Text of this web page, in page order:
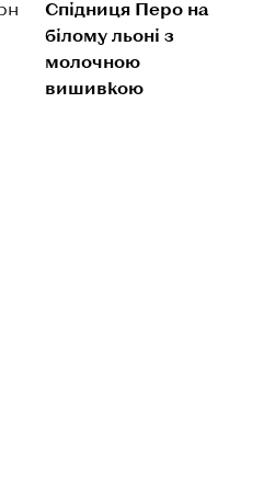
Спідниця Перо на
білому льоні з
молочною
вишивкою